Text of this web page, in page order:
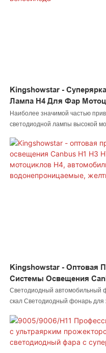
Kingshowstar -
Лампа H4 Для Фар
Дальнего/ближнего
Для Мотоцикла И
Наиболее значимой частью
светодиодной лампы высокой
непревзойденные
высококачественного сырья и
характеристик. Кроме того,
разработанный нашими
Kingshowstar - Оптовая
Системы Освещения
Светодиодные Фары
Автомобильные
Светодиодный автомобильный
скал Светодиодный фонарь
Светодиодный фонарь для
провода Светодиодный
соответствии с